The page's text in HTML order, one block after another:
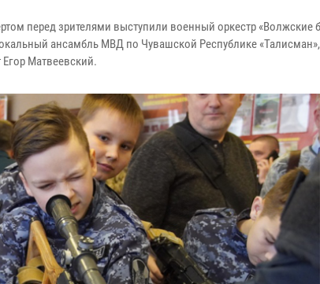
перед зрителями выступили военный оркестр «Волжские
ансамбль МВД по Чувашской Республике
Матвеевский.